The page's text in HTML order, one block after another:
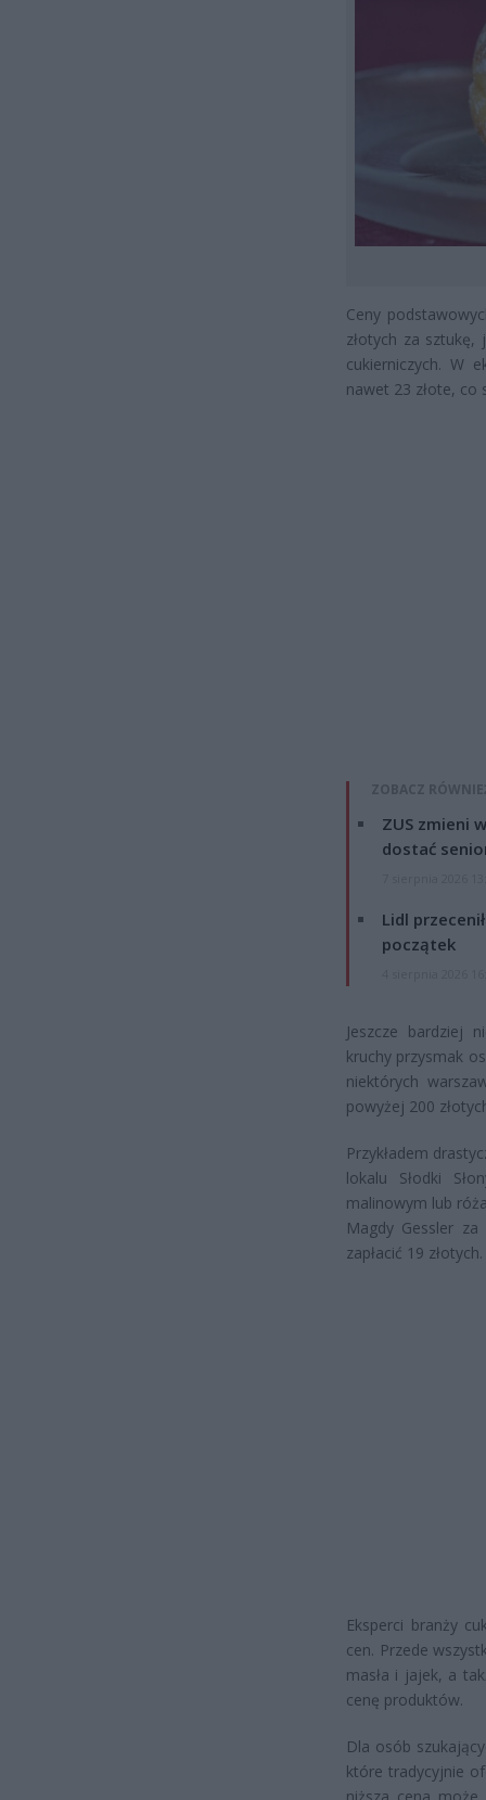
Ceny
złotych za
cukierniczych. W
nawet 23 złote,
ZOBACZ
ZUS zmieni
dostać
Lidl
początek
Jeszcze bardziej
kruchy przysmak
niektórych
powyżej 200
Przykładem
lokalu Słodki
malinowym lub
Magdy Gessler
zapłacić 19 złotych.
Eksperci branży
cen. Przede
masła i jajek, a
cenę produktów.
Dla osób
które tradycyjnie